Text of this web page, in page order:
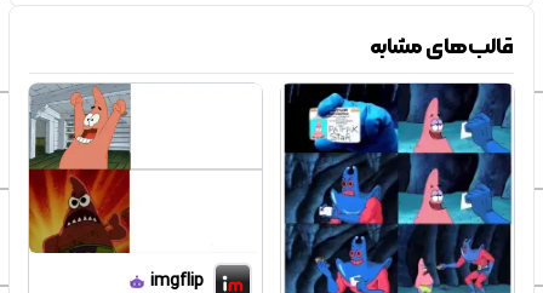
قالب‌های مشابه
imgflip